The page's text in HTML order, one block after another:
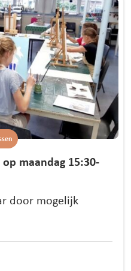
maandag 15:30-
door mogelijk